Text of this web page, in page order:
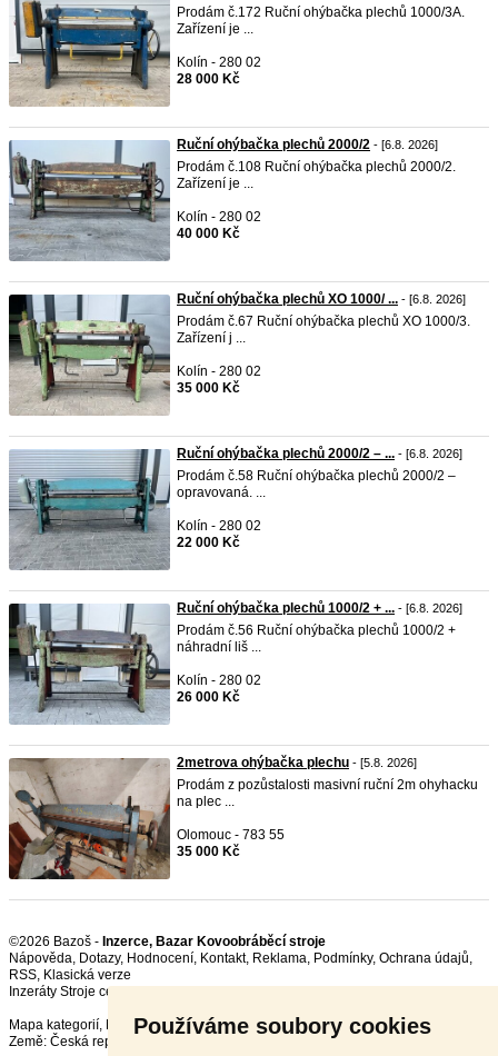
Používáme soubory cookies
Prodám č.172 Ruční ohýbačka plechů 1000/3A.
Zařízení je ...
Kolín - 280 02
28 000 Kč
Ruční ohýbačka plechů 2000/2 - [6.8. 2026]
Prodám č.108 Ruční ohýbačka plechů 2000/2.
Zařízení je ...
Kolín - 280 02
40 000 Kč
Ruční ohýbačka plechů XO 1000/ ... - [6.8. 2026]
Prodám č.67 Ruční ohýbačka plechů XO 1000/3.
Zařízení j ...
Kolín - 280 02
35 000 Kč
Ruční ohýbačka plechů 2000/2 – ... - [6.8. 2026]
Prodám č.58 Ruční ohýbačka plechů 2000/2 –
opravovaná. ...
Kolín - 280 02
22 000 Kč
Ruční ohýbačka plechů 1000/2 + ... - [6.8. 2026]
Prodám č.56 Ruční ohýbačka plechů 1000/2 +
náhradní liš ...
Kolín - 280 02
26 000 Kč
2metrova ohýbačka plechu - [5.8. 2026]
Prodám z pozůstalosti masivní ruční 2m ohyhacku
na plec ...
Olomouc - 783 55
35 000 Kč
©2026 Bazoš - Inzerce, Bazar Kovoobráběcí stroje
Nápověda, Dotazy, Hodnocení, Kontakt, Reklama, Podmínky, Ochrana údajů,
RSS,
Inzeráty Stroje celkem:
Mapa kategorií,
Nejvyhledávanější výrazy
Země: Česká republika Rakousko